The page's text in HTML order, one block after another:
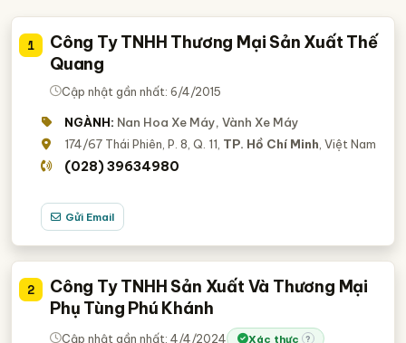
1
Công Ty TNHH Thương Mại Sản Xuất Thế
Quang
Cập nhật gần nhất: 6/4/2015
NGÀNH: Nan Hoa Xe Máy, Vành Xe Máy
174/67 Thái Phiên, P. 8, Q. 11, TP. Hồ Chí Minh , Việt Nam
(028) 39634980
Gửi Email
2
Công Ty TNHH Sản Xuất Và Thương Mại
Phụ Tùng Phú Khánh
Cập nhật gần nhất: 4/4/2024 Xác thực ?